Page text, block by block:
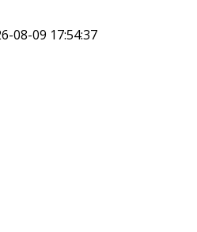
08-09 17:54:37